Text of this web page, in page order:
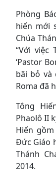
Phòng
hiến mới
Chúa
“Với việc
‘Pastor
bãi bỏ và
Roma đã
Tông
Phaolô II
Hiến
Đức Giáo
Thánh
2014.